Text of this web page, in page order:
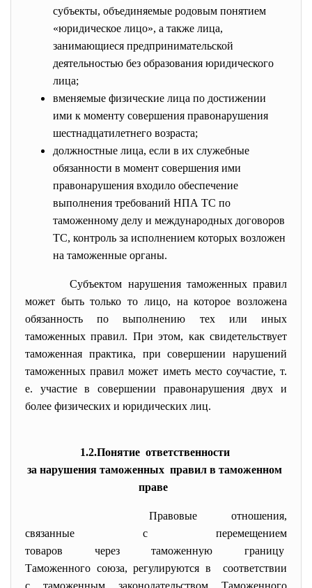
субъекты, объединяемые родовым понятием
«юридическое лицо», а также лица,
занимающиеся предпринимательской
деятельностью без образования юридического
лица;
вменяемые физические лица по достижении
ими к моменту совершения правонарушения
шестнадцатилетнего возраста;
должностные лица, если в их служебные
обязанности в момент совершения ими
правонарушения входило обеспечение
выполнения требований НПА ТС по
таможенному делу и международных договоров
ТС, контроль за исполнением которых возложен
на таможенные органы.
Субъектом нарушения таможенных правил
может быть только то лицо, на которое возложена
обязанность по выполнению тех или иных
таможенных правил. При этом, как свидетельствует
таможенная практика, при совершении нарушений
таможенных правил может иметь место соучастие, т.
е. участие в совершении правонарушения двух и
более физических и юридических лиц.
1.2.Понятие ответственности
за нарушения таможенных правил в таможенном
праве
Правовые отношения,
связанные с перемещением
товаров через таможенную границу
Таможенного союза, регулируются в соответствии
с таможенным законодательством Таможенного